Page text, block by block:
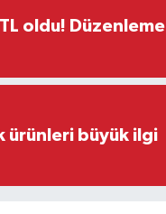
oldu! Düzenleme
ürünleri büyük ilgi